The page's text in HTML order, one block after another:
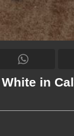
in